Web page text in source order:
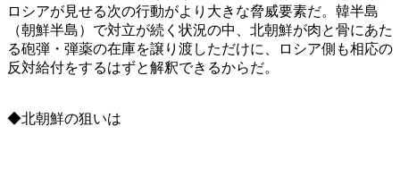
ロシアが見せる次の行動がより大きな脅威要素だ。韓半島
（朝鮮半島）で対立が続く状況の中、北朝鮮が肉と骨にあた
る砲弾・弾薬の在庫を譲り渡しただけに、ロシア側も相応の
反対給付をするはずと解釈できるからだ。
◆北朝鮮の狙いは